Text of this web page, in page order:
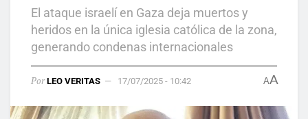
El ataque israelí en Gaza deja muertos y
heridos en la única iglesia católica de la zona,
generando condenas internacionales
Por LEO VERITAS 17/07/2025 - 10:42 AA